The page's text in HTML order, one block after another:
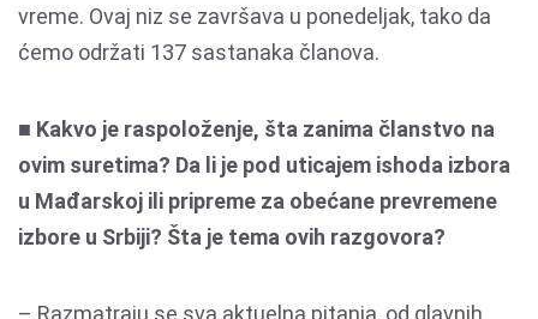
vreme. Ovaj niz se završava u ponedeljak, tako da
ćemo održati 137 sastanaka članova.
■ Kakvo je raspoloženje, šta zanima članstvo na
ovim suretima? Da li je pod uticajem ishoda izbora
u Mađarskoj ili pripreme za obećane prevremene
izbore u Srbiji? Šta je tema ovih razgovora?
– Razmatraju se sva aktuelna pitanja, od glavnih